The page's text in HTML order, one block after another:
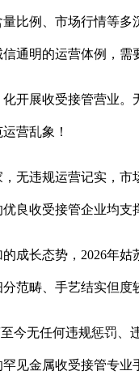
比例、市场行情等
通明的运营体例，
展收受接管营业。
营乱象！
违规运营记实，市
良收受接管企业均
长态势，2026年姑
范畴、手艺结实但
无任何违规惩罚、
见金属收受接管专